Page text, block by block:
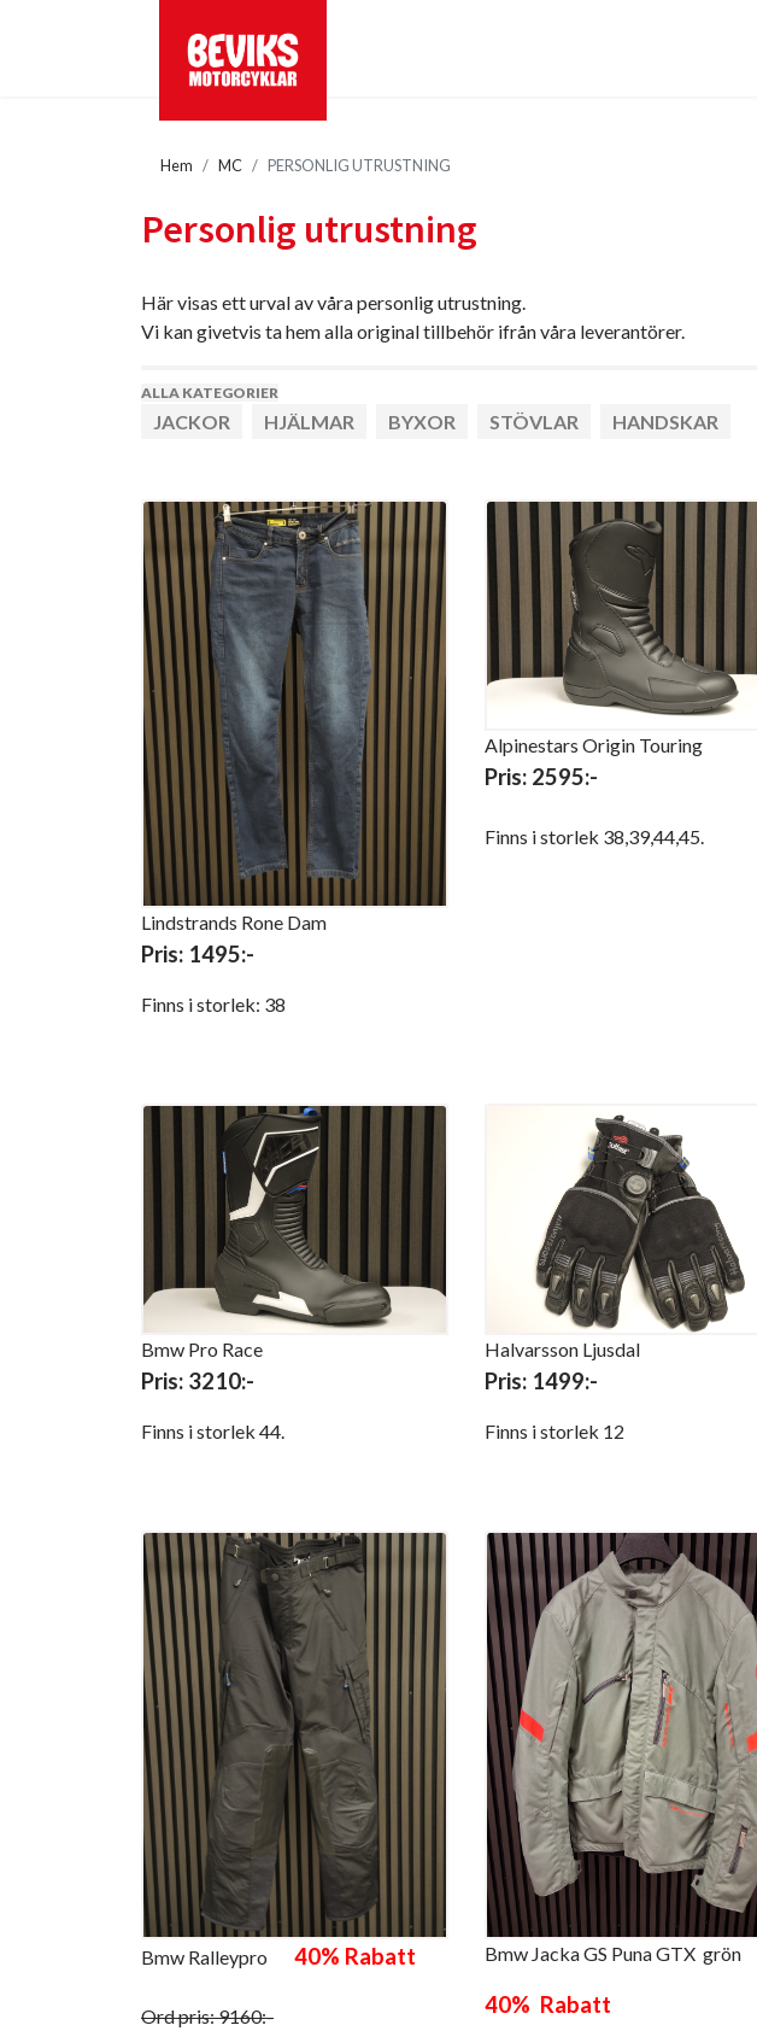
Hem MC PERSONLIG UTRUSTNING
Personlig utrustning
Här visas ett urval av våra personlig utrustning.
Vi kan givetvis ta hem alla original tillbehör ifrån våra leverantörer.
ALLA KATEGORIER
JACKOR HJÄLMAR BYXOR STÖVLAR HANDSKAR
Lindstrands Rone Dam
Pris: 1495:-
Finns i storlek: 38
Alpinestars Origin Touring
Pris: 2595:-
Finns i storlek 38,39,44,45.
Bmw Pro Race
Pris: 3210:-
Finns i storlek 44.
Halvarsson Ljusdal
Pris: 1499:-
Finns i storlek 12
Bmw Ralleypro 40% Rabatt
Ord pris: 9160:-
Bmw Jacka GS Puna GTX grön
40% Rabatt